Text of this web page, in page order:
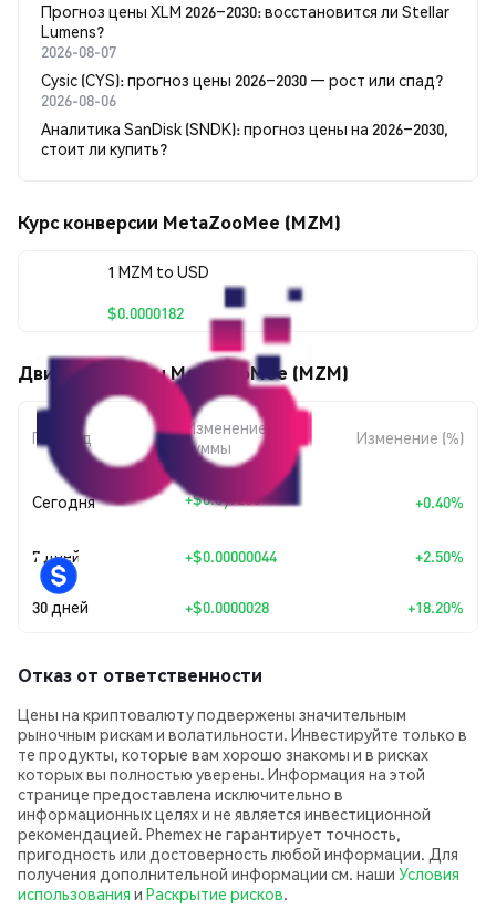
Прогноз цены XLM 2026–2030: восстановится ли Stellar
Lumens?
2026-08-07
Cysic (CYS): прогноз цены 2026–2030 — рост или спад?
2026-08-06
Аналитика SanDisk (SNDK): прогноз цены на 2026–2030,
стоит ли купить?
Курс конверсии MetaZooMee (MZM)
1 MZM to USD
$0.0000182
Движения цены MetaZooMee (MZM)
Период
Изменение
суммы
Изменение (%)
Сегодня +$0.07 7250 +0.40%
7 дней +$0.00000044 +2.50%
30 дней +$0.0000028 +18.20%
Отказ от ответственности
Цены на криптовалюту подвержены значительным
рыночным рискам и волатильности. Инвестируйте только в
те продукты, которые вам хорошо знакомы и в рисках
которых вы полностью уверены. Информация на этой
странице предоставлена исключительно в
информационных целях и не является инвестиционной
рекомендацией. Phemex не гарантирует точность,
пригодность или достоверность любой информации. Для
получения дополнительной информации см. наши Условия
использования и Раскрытие рисков.